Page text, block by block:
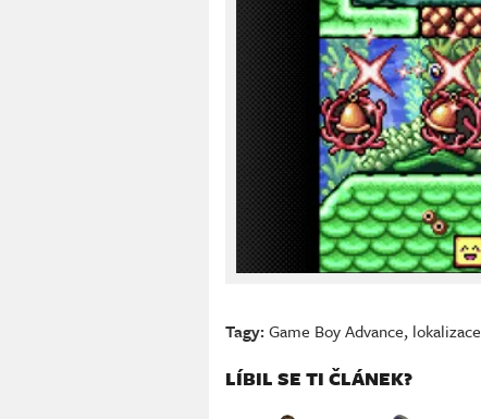
Tagy:Game Boy Advance, lokalizace
LÍBIL SE TI ČLÁNEK?